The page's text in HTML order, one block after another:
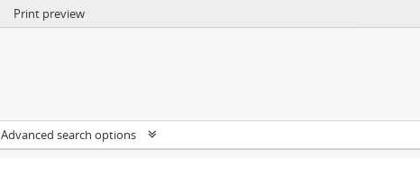
Print preview
Advanced search options